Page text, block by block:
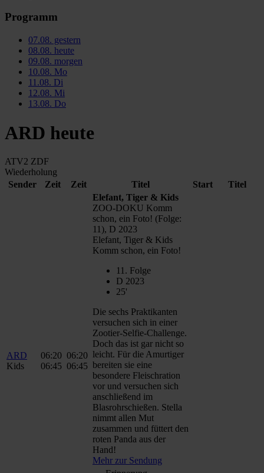
Programm
07.08. gestern
08.08. heute
09.08. morgen
10.08. Mo
11.08. Di
12.08. Mi
13.08. Do
ARD heute
ATV2 ZDF
Wiederholung
Sender
Zeit Zeit Titel Start Titel
ARD
Kids
06:20
06:45
06:20
06:45
Elefant, Tiger & Kids
ZOO-DOKU Komm
schon, ein Foto! (Folge:
11), D 2023
Elefant, Tiger & Kids
Komm schon, ein Foto!
11. Folge
D 2023
25'
Die sechs Praktikanten
versuchen sich in einer
Zootier-Selfie-Challenge.
Doch das ist gar nicht so
leicht. Für die Amurtiger
bereiten sie eine
besondere Fleischration
vor und versuchen sich
anschließend im
Blasrohrschießen. Stella
nimmt allen Mut
zusammen und füttert den
roten Panda aus der
Hand!
Mehr zur Sendung